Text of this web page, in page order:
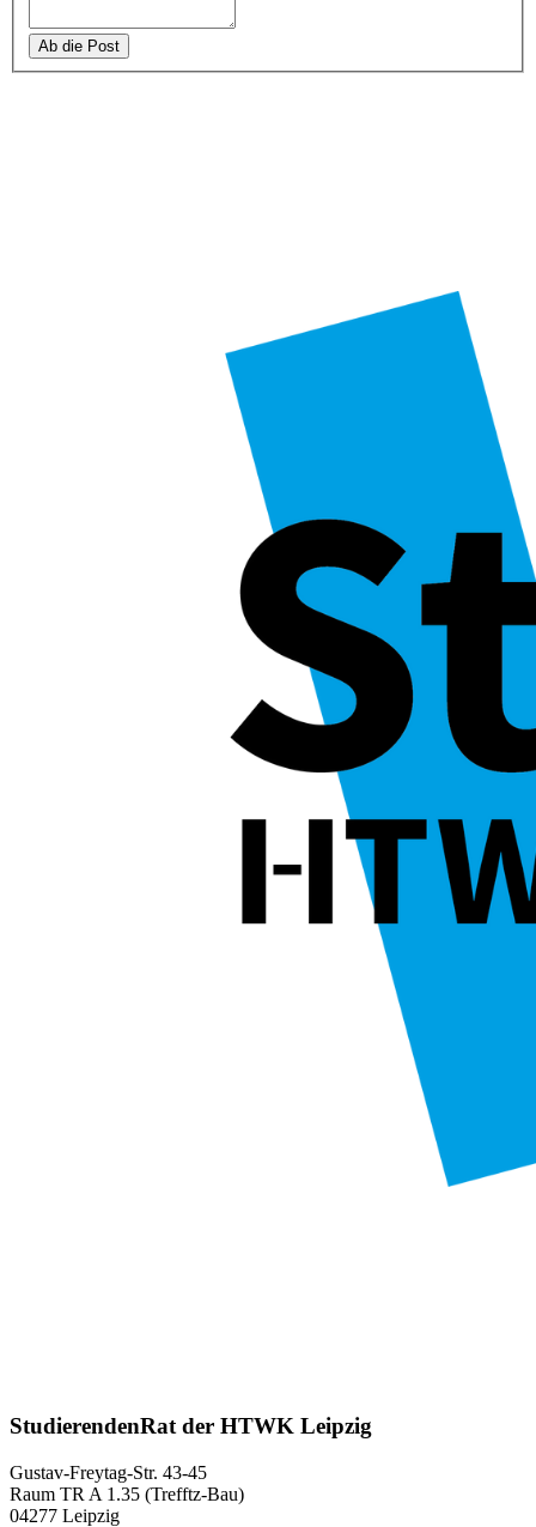
StudierendenRat der HTWK Leipzig
Gustav-Freytag-Str. 43-45
Raum TR A 1.35 (Trefftz-Bau)
04277 Leipzig